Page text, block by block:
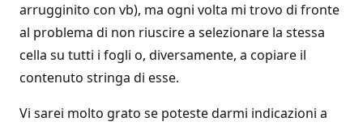
arrugginito con vb), ma ogni volta mi trovo di fronte
al problema di non riuscire a selezionare la stessa
cella su tutti i fogli o, diversamente, a copiare il
contenuto stringa di esse.
Vi sarei molto grato se poteste darmi indicazioni a